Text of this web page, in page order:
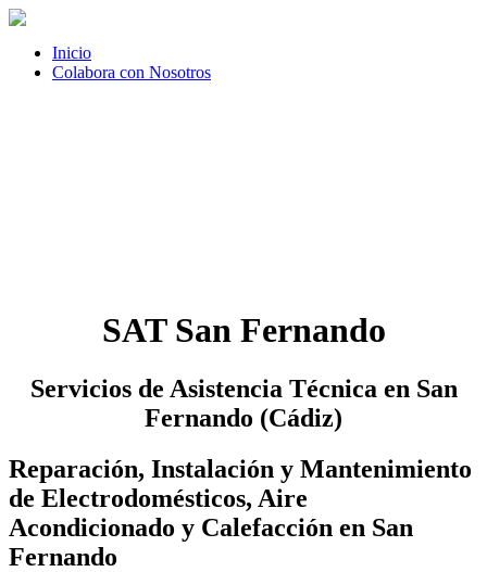
Inicio
Colabora con Nosotros
SAT San Fernando
Servicios de Asistencia Técnica en San
Fernando (Cádiz)
Reparación, Instalación y Mantenimiento
de Electrodomésticos, Aire
Acondicionado y Calefacción en San
Fernando